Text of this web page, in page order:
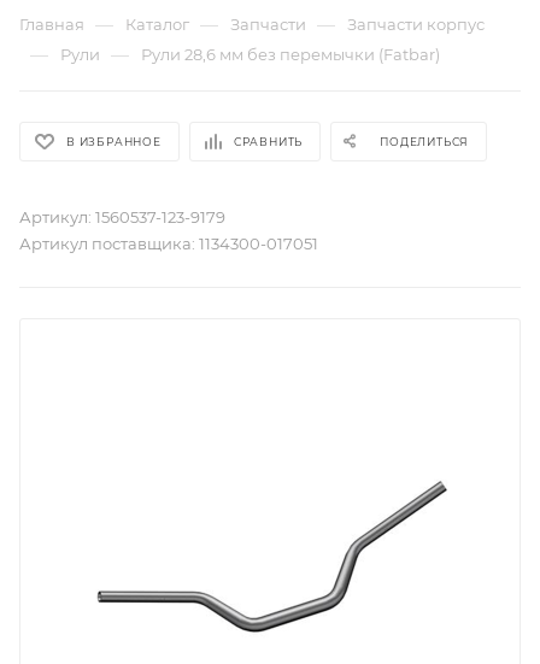
Главная — Каталог — Запчасти — Запчасти корпус
— Рули — Рули 28,6 мм без перемычки (Fatbar)
В ИЗБРАННОЕ СРАВНИТЬ ПОДЕЛИТЬСЯ
Артикул: 1560537-123-9179
Артикул поставщика: 1134300-017051